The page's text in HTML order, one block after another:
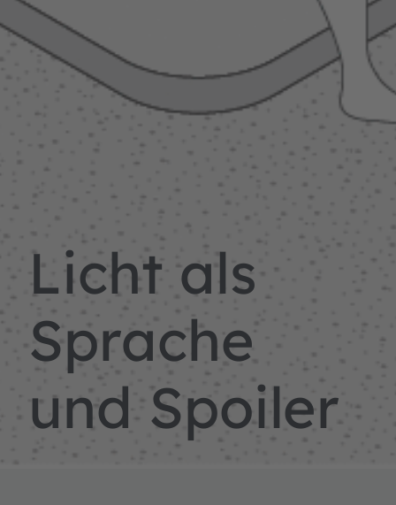
Licht als
Sprache
und Spoiler